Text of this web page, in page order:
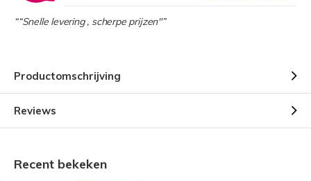
““Snelle levering , scherpe prijzen"”
Productomschrijving
Reviews
Recent bekeken